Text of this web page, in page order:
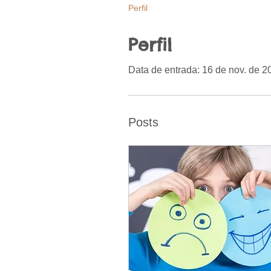
Perfil
Data de entrada: 16 de nov. de
Posts
Perfil